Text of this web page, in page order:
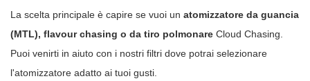
La scelta principale è capire se vuoi un atomizzatore da guancia
(MTL), flavour chasing o da tiro polmonare Cloud Chasing.
Puoi venirti in aiuto con i nostri filtri dove potrai selezionare
l'atomizzatore adatto ai tuoi gusti.